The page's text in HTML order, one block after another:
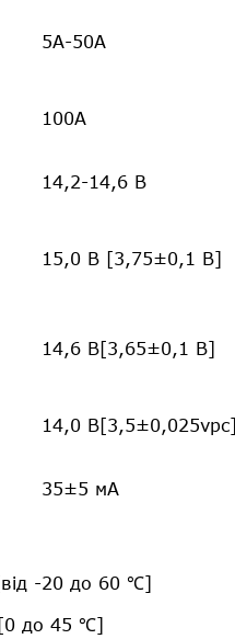
5А-50А
100А
14,2-14,6 В
15,0 В [3,75±0,1 В]
14,6 В[3,65±0,1 В]
14,0 В[3,5±0,025vpc]
35±5 мА
-20 до 60 ℃]
до 45 ℃]